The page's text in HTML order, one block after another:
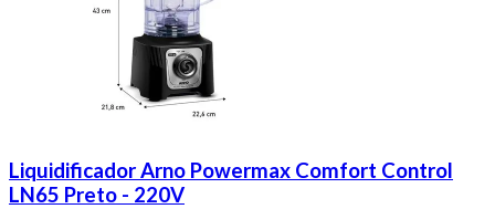
Liquidificador Arno Powermax Comfort Control
LN65 Preto - 220V